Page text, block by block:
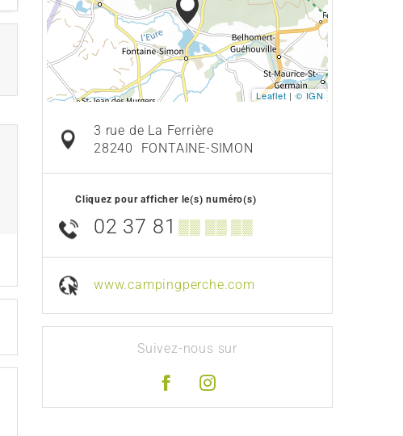
Leaflet | © IGN
3 rue de La Ferrière
28240
FONTAINE-SIMON
Cliquez pour afficher le(s) numéro(s)
02 37 81 ▒▒ ▒▒ ▒▒
www.campingperche.com
Suivez-nous sur